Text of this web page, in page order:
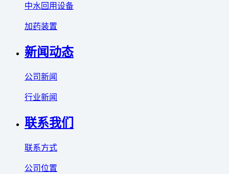
中水回用设备
加药装置
新闻动态
公司新闻
行业新闻
联系我们
联系方式
公司位置